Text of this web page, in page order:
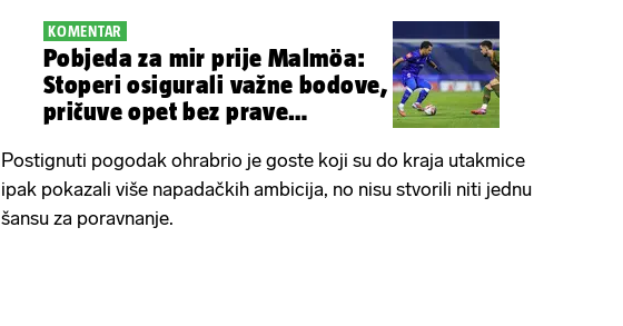
KOMENTAR
Pobjeda za mir prije Malmöa:
Stoperi osigurali važne bodove,
pričuve opet bez prave
Postignuti pogodak ohrabrio je goste koji su do kraja utakmice
ipak pokazali više napadačkih ambicija, no nisu stvorili niti jednu
šansu za poravnanje.